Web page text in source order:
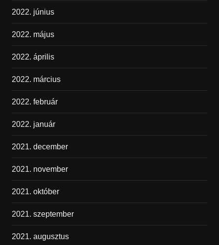
2022. június
2022. május
2022. április
2022. március
2022. február
2022. január
2021. december
2021. november
2021. október
2021. szeptember
2021. augusztus